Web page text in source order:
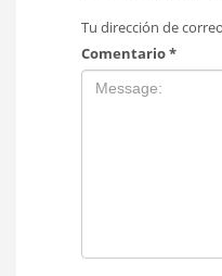
Tu dirección de
Comentario*